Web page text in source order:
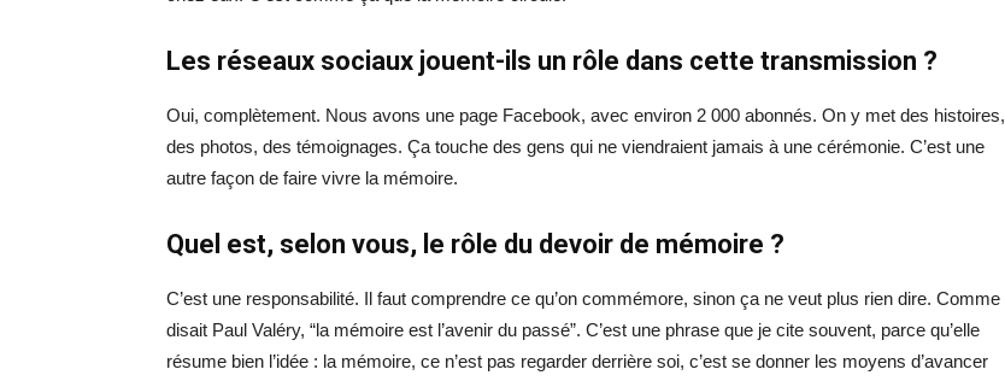
Les réseaux sociaux jouent-ils un rôle dans cette transmission ?
Oui, complètement. Nous avons une page Facebook, avec environ 2 000 abonnés. On y met des histoires,
des photos, des témoignages. Ça touche des gens qui ne viendraient jamais à une cérémonie. C’est une
autre façon de faire vivre la mémoire.
Quel est, selon vous, le rôle du devoir de mémoire ?
C’est une responsabilité. Il faut comprendre ce qu’on commémore, sinon ça ne veut plus rien dire. Comme
disait Paul Valéry, “la mémoire est l’avenir du passé”. C’est une phrase que je cite souvent, parce qu’elle
résume bien l’idée : la mémoire, ce n’est pas regarder derrière soi, c’est se donner les moyens d’avancer